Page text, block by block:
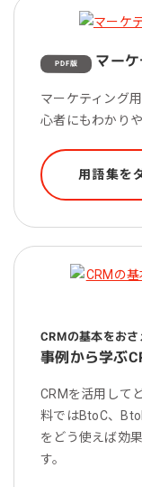
PDF版 マー
マーケティング
心者にもわかり
用語集を
CRMの基本をおさ
事例から学ぶ
CRMを活用して
料ではBtoC、
をどう使えば効
す。